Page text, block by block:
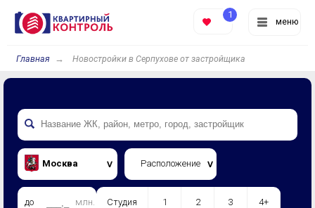
меню
1
Главная Новостройки в Серпухове от застройщика
Москва Расположение
до млн. Студия 1 2 3 4+